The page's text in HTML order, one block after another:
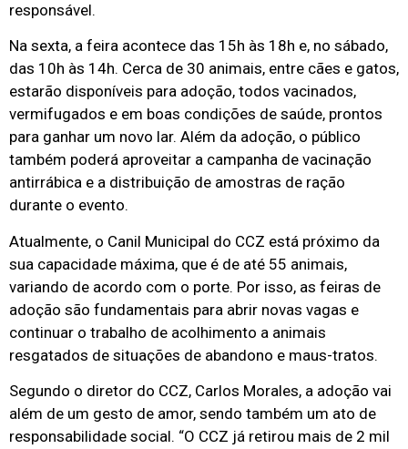
responsável.
Na sexta, a feira acontece das 15h às 18h e, no sábado,
das 10h às 14h. Cerca de 30 animais, entre cães e gatos,
estarão disponíveis para adoção, todos vacinados,
vermifugados e em boas condições de saúde, prontos
para ganhar um novo lar. Além da adoção, o público
também poderá aproveitar a campanha de vacinação
antirrábica e a distribuição de amostras de ração
durante o evento.
Atualmente, o Canil Municipal do CCZ está próximo da
sua capacidade máxima, que é de até 55 animais,
variando de acordo com o porte. Por isso, as feiras de
adoção são fundamentais para abrir novas vagas e
continuar o trabalho de acolhimento a animais
resgatados de situações de abandono e maus-tratos.
Segundo o diretor do CCZ, Carlos Morales, a adoção vai
além de um gesto de amor, sendo também um ato de
responsabilidade social. “O CCZ já retirou mais de 2 mil